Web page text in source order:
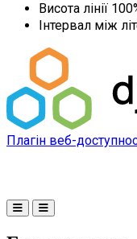
Висота лінії 100
Інтервал між
Плагін веб-